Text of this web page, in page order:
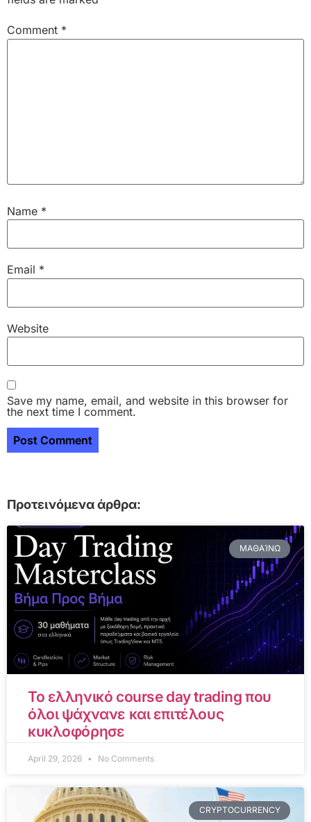
Comment *
Name *
Email *
Website
Save my name, email, and website in this browser for
the next time I comment.
Προτεινόμενα άρθρα:
ΜΑΘΑΊΝΩ
Το ελληνικό course day trading που
όλοι ψάχνανε και επιτέλους
κυκλοφόρησε
April 29, 2026 No Comments
CRYPTOCURRENCY